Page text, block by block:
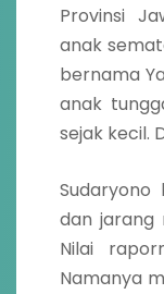
Provinsi
anak
bernama
anak
sejak kecil.
dan jarang
Nilai
Namanya